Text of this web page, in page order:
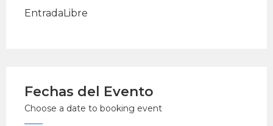
EntradaLibre
Fechas del Evento
Choose a date to booking event